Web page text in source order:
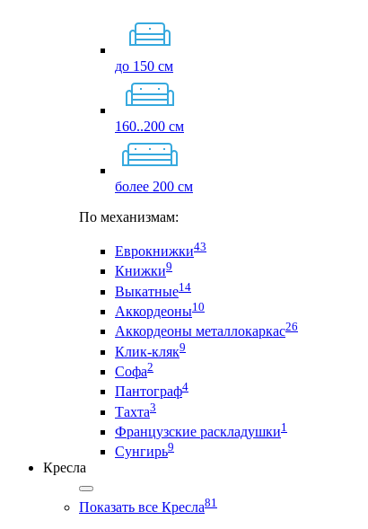
до 150 см
160..200 см
более 200 см
По механизмам:
Еврокнижки43
Книжки9
Выкатные14
Аккордеоны10
Аккордеоны металлокаркас26
Клик-кляк9
Софа2
Пантограф4
Тахта3
Французские раскладушки1
Сунгирь9
Кресла
Показать все Кресла81